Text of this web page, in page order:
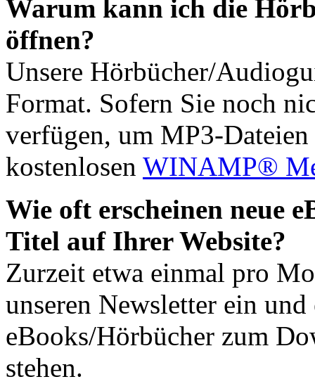
Warum kann ich die
öffnen?
Unsere Hörbücher/
Format. Sofern Sie noch
verfügen, um MP3-
kostenlosen WINAMP®
Wie oft erscheinen neue
Titel auf Ihrer Website?
Zurzeit etwa einmal pro
unseren Newsletter ein
eBooks/Hörbücher zum
stehen.